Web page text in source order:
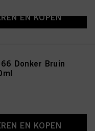
EN KOPEN
Donker Bruin
EN KOPEN